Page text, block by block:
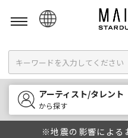
English
한국어
中文
アーティスト/タレント
から探す
※地震の影響による